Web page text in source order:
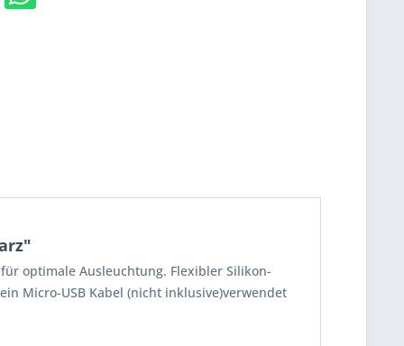
optimale Ausleuchtung. Flexibler Silikon-
Micro-USB Kabel (nicht inklusive)verwendet